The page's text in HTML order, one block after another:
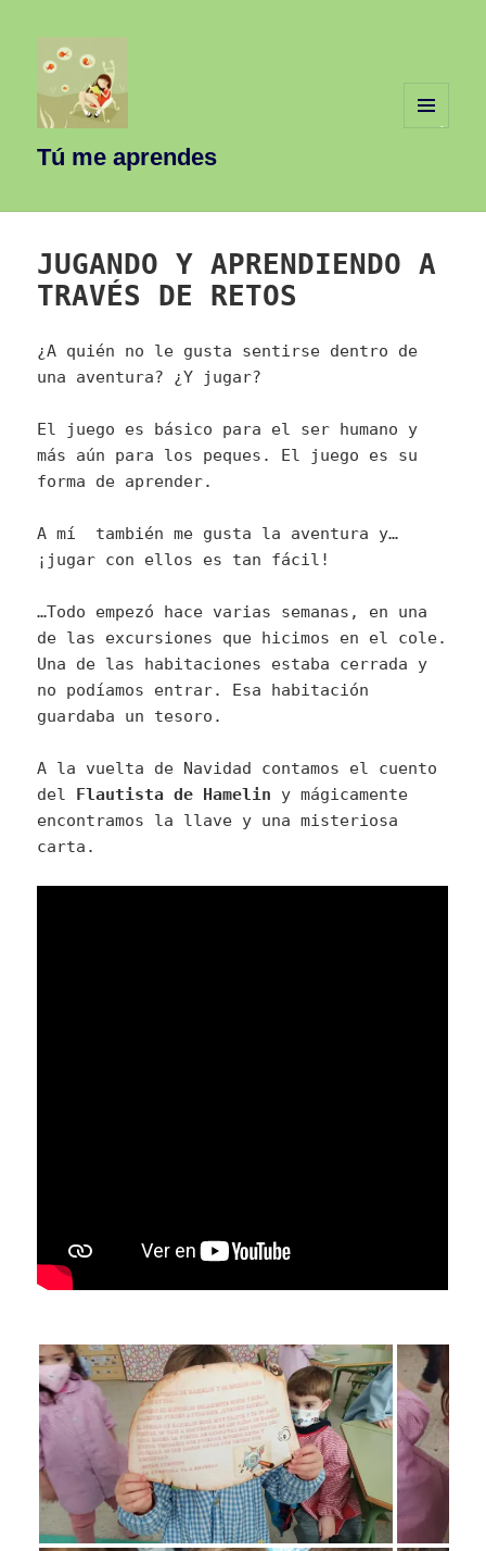
Tú me aprendes
JUGANDO Y APRENDIENDO A
TRAVÉS DE RETOS
¿A quién no le gusta sentirse dentro de
una aventura? ¿Y jugar?
El juego es básico para el ser humano y
más aún para los peques. El juego es su
forma de aprender.
A mí también me gusta la aventura y…
¡jugar con ellos es tan fácil!
…Todo empezó hace varias semanas, en una
de las excursiones que hicimos en el cole.
Una de las habitaciones estaba cerrada y
no podíamos entrar. Esa habitación
guardaba un tesoro.
A la vuelta de Navidad contamos el cuento
del Flautista de Hamelin y mágicamente
encontramos la llave y una misteriosa
carta.